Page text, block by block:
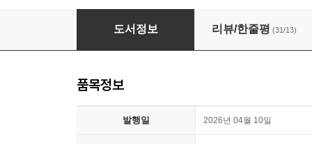
다만 너이기 때문에
도서정보 리뷰/한줄평 (31/13)
품목정보
발행일 2026년 04월 10일